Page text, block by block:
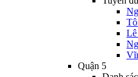
Quận 5